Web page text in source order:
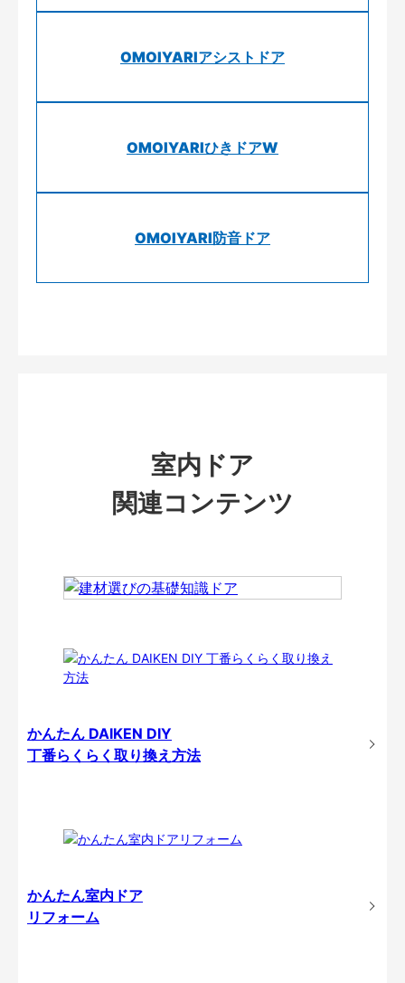
OMOIYARIアシストドア
OMOIYARIひきドアW
OMOIYARI防音ドア
室内ドア
関連コンテンツ
かんたん DAIKEN DIY
丁番らくらく取り換え方法
かんたん室内ドア
リフォーム